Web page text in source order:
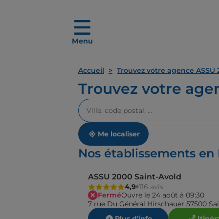
Menu
Accueil Trouvez votre agence ASSU
Trouvez votre
Veuillez
renseigner
une
adresse
Me localiser
Nos établissements en
ASSU 2000 Saint-Avold
4,9 116 avis
FerméOuvre le 24 août à 09:30
7 rue Du Général Hirschauer 57500